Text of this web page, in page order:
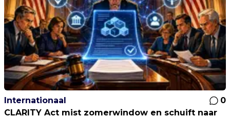
Internationaal
0
CLARITY Act mist zomerwindow en schuift naar